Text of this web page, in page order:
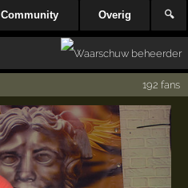
Community Overig 🔍
192 fans